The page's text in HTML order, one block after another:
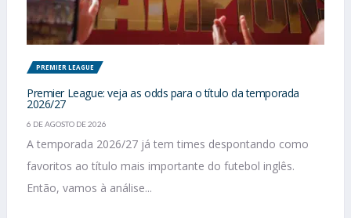
PREMIER LEAGUE
Premier League: veja as odds para o título da temporada
2026/27
6 DE AGOSTO DE 2026
A temporada 2026/27 já tem times despontando como
favoritos ao título mais importante do futebol inglês.
Então, vamos à análise...